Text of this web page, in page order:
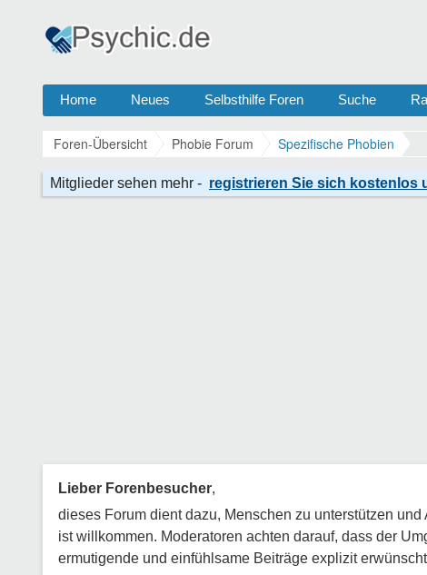
Home Neues Selbsthilfe Foren Suche
Foren-Übersicht Phobie Forum Spezifische Phobien
Lieber Forenbesucher,
dieses Forum dient dazu, Menschen zu unterstützen
ist willkommen. Moderatoren achten darauf, dass der
ermutigende und einfühlsame Beiträge explizit